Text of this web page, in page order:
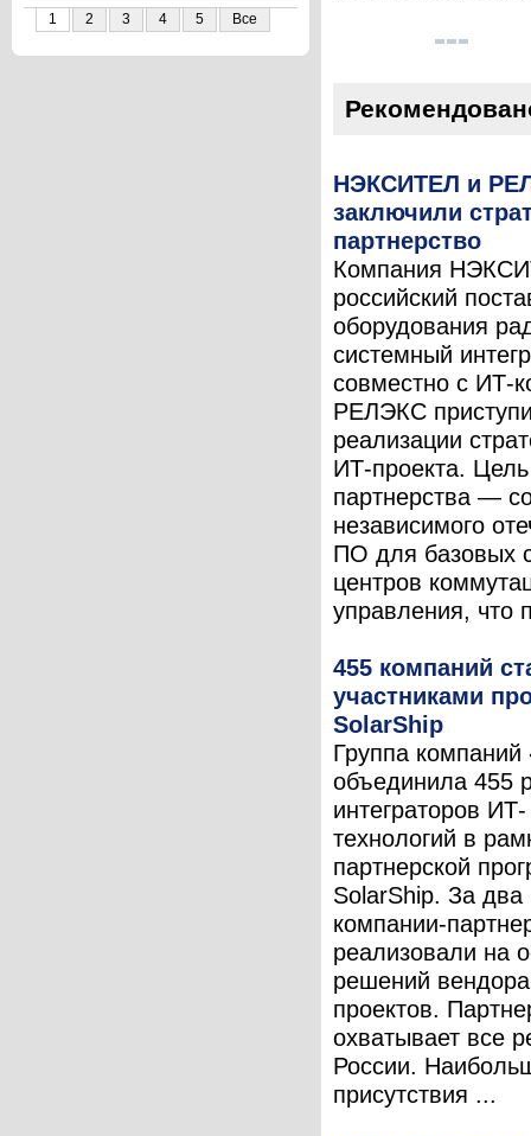
1 2 3 4 5 Все
НЭКСИТЕЛ и
заключили
партнерство
Компания
российский
оборудования
системный
совместно с ИТ-
РЕЛЭКС
реализации
ИТ-проекта. Цель
партнерства —
независимого
ПО для базовых
центров
управления, что
455 компаний
участниками
SolarShip
Группа
объединила 455
интеграторов
технологий в
партнерской
SolarShip. За два
компании-
реализовали на
решений
проектов.
охватывает все
России.
присутствия ...